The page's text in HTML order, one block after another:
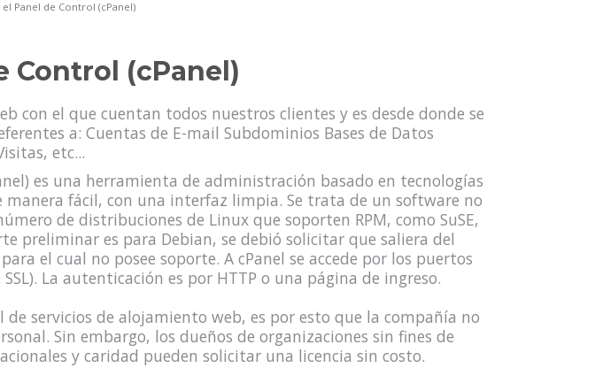
el Panel de Control (cPanel)
Control (cPanel)
con el que cuentan todos nuestros clientes y es desde donde se
a: Cuentas de E-mail Subdominios Bases de Datos
etc...
es una herramienta de administración basado en tecnologías
fácil, con una interfaz limpia. Se trata de un software no
de distribuciones de Linux que soporten RPM, como SuSE,
preliminar es para Debian, se debió solicitar que saliera del
el cual no posee soporte. A cPanel se accede por los puertos
La autenticación es por HTTP o una página de ingreso.
de servicios de alojamiento web, es por esto que la compañía no
Sin embargo, los dueños de organizaciones sin fines de
y caridad pueden solicitar una licencia sin costo.